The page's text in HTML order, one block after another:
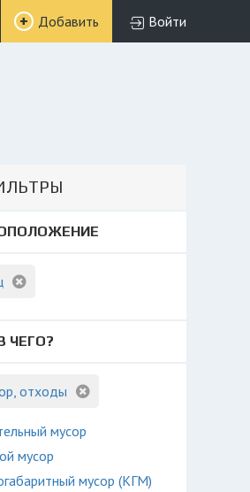
Добавить Войти
ЧЕГО?
отходы
мусор
мусор
мусор (КГМ)